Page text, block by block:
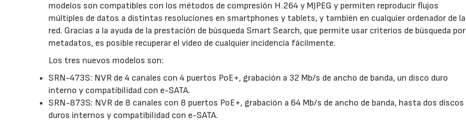
modelos son compatibles con los métodos de compresión H.264 y MJPEG y permiten reproducir flujos
múltiples de datos a distintas resoluciones en smartphones y tablets, y también en cualquier ordenador de la
red. Gracias a la ayuda de la prestación de búsqueda Smart Search, que permite usar criterios de búsqueda por
metadatos, es posible recuperar el vídeo de cualquier incidencia fácilmente.
Los tres nuevos modelos son:
SRN-473S: NVR de 4 canales con 4 puertos PoE+, grabación a 32 Mb/s de ancho de banda, un disco duro
interno y compatibilidad con e-SATA.
SRN-873S: NVR de 8 canales con 8 puertos PoE+, grabación a 64 Mb/s de ancho de banda, hasta dos discos
duros internos y compatibilidad con e-SATA.